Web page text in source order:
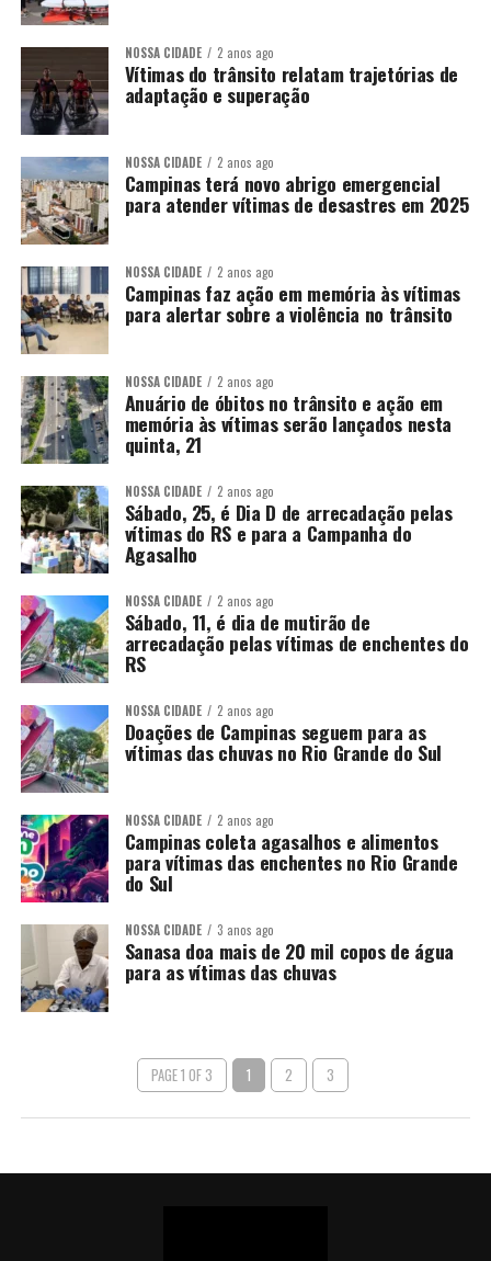
NOSSA CIDADE 2 anos ago
Vítimas do trânsito relatam trajetórias de
adaptação e superação
NOSSA CIDADE 2 anos ago
Campinas terá novo abrigo emergencial
para atender vítimas de desastres em 2025
NOSSA CIDADE 2 anos ago
Campinas faz ação em memória às vítimas
para alertar sobre a violência no trânsito
NOSSA CIDADE 2 anos ago
Anuário de óbitos no trânsito e ação em
memória às vítimas serão lançados nesta
quinta, 21
NOSSA CIDADE 2 anos ago
Sábado, 25, é Dia D de arrecadação pelas
vítimas do RS e para a Campanha do
Agasalho
NOSSA CIDADE 2 anos ago
Sábado, 11, é dia de mutirão de
arrecadação pelas vítimas de enchentes do
RS
NOSSA CIDADE 2 anos ago
Doações de Campinas seguem para as
vítimas das chuvas no Rio Grande do Sul
NOSSA CIDADE 2 anos ago
Campinas coleta agasalhos e alimentos
para vítimas das enchentes no Rio Grande
do Sul
NOSSA CIDADE 3 anos ago
Sanasa doa mais de 20 mil copos de água
para as vítimas das chuvas
PAGE 1 OF 3 1 2 3